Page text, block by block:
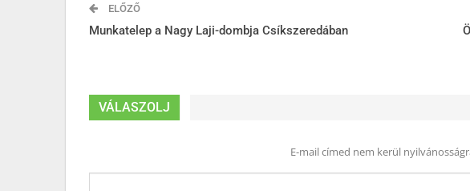
ELŐZŐ
Munkatelep a Nagy Laji-dombja Csíkszeredában
VÁLASZOLJ
E-mail címed nem kerül